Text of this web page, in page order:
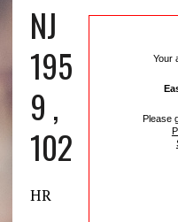
Your
Please
NJ
195
9 ,
102
HR